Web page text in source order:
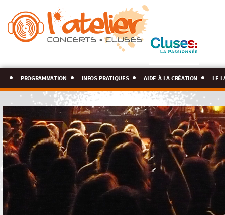
programmation infos pratiques aide à la création le